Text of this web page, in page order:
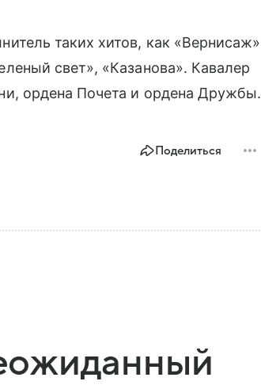
таких хитов, как «Вернисаж»
свет», «Казанова». Кавалер
ордена Почета и ордена Дружбы.
Поделиться